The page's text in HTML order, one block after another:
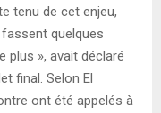
tenu de cet enjeu,
quelques
plus », avait déclaré
final. Selon El
ont été appelés à